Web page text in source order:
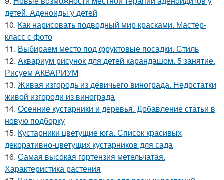
детей. Аденоиды у детей
10. Как нарисовать подводный мир красками. Мастер-
класс с фото
11. Выбираем место под фруктовые посадки. Стиль
12. Аквариум рисунок для детей карандашом. 5 занятие.
Рисуем АКВАРИУМ
13. Живая изгородь из девичьего винограда. Недостатки
живой изгороди из винограда
14. Осенние кустарники и деревья. Добавление статьи в
новую подборку
15. Кустарники цветущие юга. Список красивых
декоративно-цветущих кустарников для сада
16. Самая высокая гортензия метельчатая.
Характеристика растения